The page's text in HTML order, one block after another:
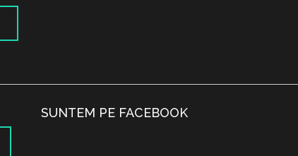
SUNTEM PE FACEBOOK